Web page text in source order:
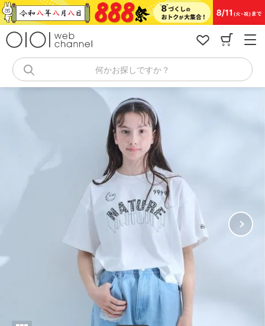
コ
ン
キ
何かお探しですか？